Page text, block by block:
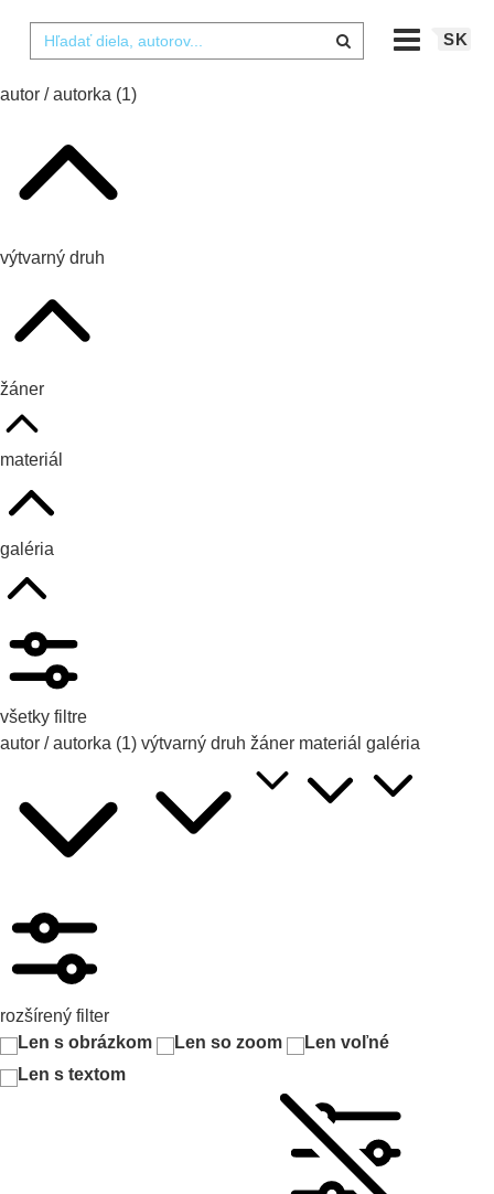
SK
autor / autorka (1)
výtvarný druh
žáner
materiál
galéria
všetky filtre
autor / autorka (1) výtvarný druh žáner materiál galéria
rozšírený filter
Len s obrázkom
Len so zoom
Len voľné
Len s textom